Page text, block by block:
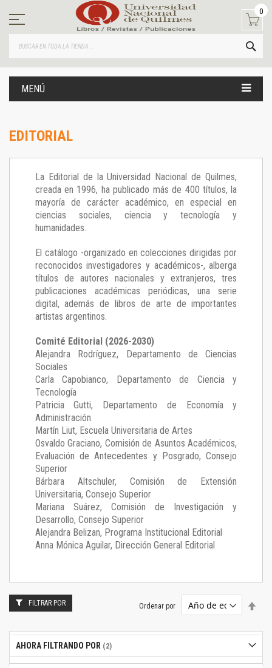
contenido
0
MENÚ
EDITORIAL
La Editorial de la Universidad Nacional de Quilmes,
creada en 1996, ha publicado más de 400 títulos, la
mayoría de carácter académico, en especial en
ciencias sociales, ciencia y tecnología y
humanidades.
El catálogo -organizado en colecciones dirigidas por
reconocidos investigadores y académicos-, alberga
títulos de autores nacionales y extranjeros, tres
publicaciones académicas periódicas, una serie
digital, además de libros de arte de importantes
artistas argentinos.
Comité Editorial (2026-2030)
Alejandra Rodríguez, Departamento de Ciencias
Sociales
Carla Capobianco, Departamento de Ciencia y
Tecnología
Patricia Gutti, Departamento de Economía y
Administración
Martín Liut, Escuela Universitaria de Artes
Osvaldo Graciano, Comisión de Asuntos Académicos,
Evaluación de Antecedentes y Posgrado, Consejo
Superior
Bárbara Altschuler, Comisión de Extensión
Universitaria, Consejo Superior
Mariana Suárez, Comisión de Investigación y
Desarrollo, Consejo Superior
Alejandra Belizan, Programa Institucional Editorial
Anna Mónica Aguilar, Dirección General Editorial
Ordenar por
FILTRAR POR
AHORA FILTRANDO POR